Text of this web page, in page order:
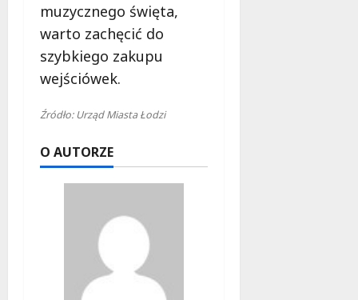
muzycznego święta,
warto zachęcić do
szybkiego zakupu
wejściówek.
Źródło: Urząd Miasta Łodzi
O AUTORZE